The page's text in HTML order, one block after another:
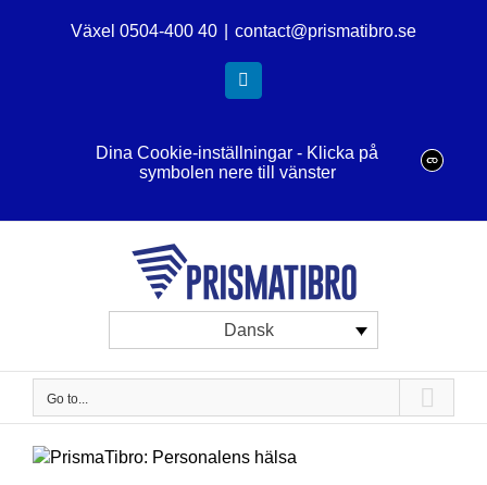
Växel 0504-400 40 contact@prismatibro.se
LinkedIn
Dina Cookie-inställningar - Klicka på
symbolen nere till vänster
Dansk
Go to...
View